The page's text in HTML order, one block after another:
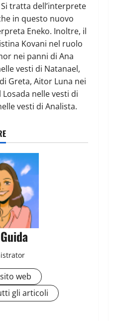
Si tratta dell’interprete
in questo nuovo
Eneko. Inoltre, il
Kovani nel ruolo
nei panni di Ana
vesti di Natanael,
Greta, Aitor Luna nei
nelle vesti di
vesti di Analista.
web
gli articoli